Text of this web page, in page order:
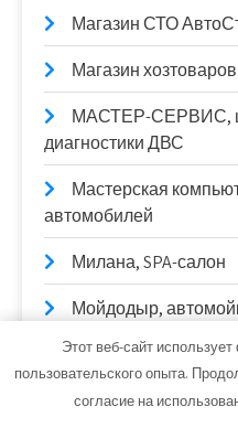
Магазин СТО
Магазин хозтоваров
МАСТЕР-СЕРВИС,
диагностики ДВС
Мастерская
автомобилей
Милана, SPA-салон
Мойдодыр,
Монетный двор,
На Овражной,
Этот веб-сайт
пользовательского опыта.
согласие на